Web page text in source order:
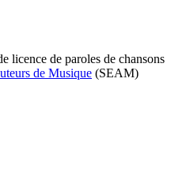
licence de paroles de chansons
de Musique (SEAM)